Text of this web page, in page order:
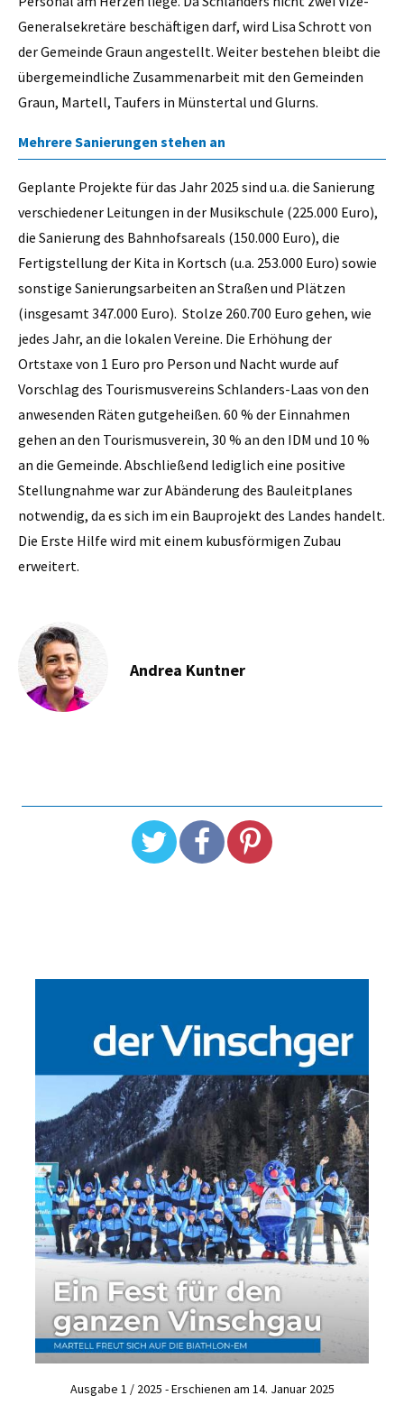
Generalsekretäre beschäftigen darf, wird Lisa Schrott von
der Gemeinde Graun angestellt. Weiter bestehen bleibt die
übergemeindliche Zusammenarbeit mit den Gemeinden
Graun, Martell, Taufers in Münstertal und Glurns.
Mehrere Sanierungen stehen an
Geplante Projekte für das Jahr 2025 sind u.a. die Sanierung
verschiedener Leitungen in der Musikschule (225.000 Euro),
die Sanierung des Bahnhofsareals (150.000 Euro), die
Fertigstellung der Kita in Kortsch (u.a. 253.000 Euro) sowie
sonstige Sanierungsarbeiten an Straßen und Plätzen
(insgesamt 347.000 Euro). Stolze 260.700 Euro gehen, wie
jedes Jahr, an die lokalen Vereine. Die Erhöhung der
Ortstaxe von 1 Euro pro Person und Nacht wurde auf
Vorschlag des Tourismusvereins Schlanders-Laas von den
anwesenden Räten gutgeheißen. 60 % der Einnahmen
gehen an den Tourismusverein, 30 % an den IDM und 10 %
an die Gemeinde. Abschließend lediglich eine positive
Stellungnahme war zur Abänderung des Bauleitplanes
notwendig, da es sich im ein Bauprojekt des Landes handelt.
Die Erste Hilfe wird mit einem kubusförmigen Zubau
erweitert.
Andrea Kuntner
Ausgabe 1 / 2025 - Erschienen am 14. Januar 2025